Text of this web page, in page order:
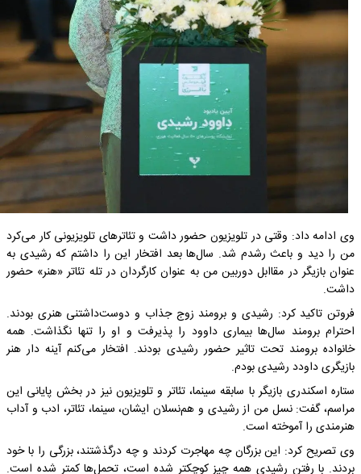
وی ادامه داد: وقتی در تلویزیون حضور داشت و تئاترهای تلویزیونی کار می‌کرد
من را دید و باعث رشدم شد. سال‌ها بعد افتخار این را داشتم که رشیدی به
عنوان بازیگر در مقاابل دوربین من به عنوان کارگردان در تله تئاتر «هنر» حضور
داشت.
فروتن تاکید کرد: رشیدی و برومند زوج جذاب و دوست‌داشتنی هنری بودند.
احترام برومند سال‌ها بیماری داوود را پذیرفت و او را تنها نگذاشت. همه
خانواده برومند تحت تاثیر حضور رشیدی بودند. افتخار می‌کنم آینه دار هنر
بازیگری داودد رشیدی بودم.
ستاره اسکندری بازیگر با سابقه سینما، تئاتر و تلویزیون نیز در بخش پایانی این
مراسم، گفت: نسل من از رشیدی و هم‌نسلان ایشان، سینما، تئاتر، ادب و آداب
هنرمندی را آموخته است.
وی تصریح کرد: این بزرگان چه مهاجرت کردند و چه درگذشتند، بزرگی را با خود
بردند. با رفتن رشیدی همه چیز کوچکتر شده است، تحمل‌ها کمتر شده است.